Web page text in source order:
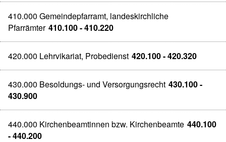
410.000 Gemeindepfarramt, landeskirchliche
Pfarrämter 410.100 - 410.220
420.000 Lehrvikariat, Probedienst 420.100 - 420.320
430.000 Besoldungs- und Versorgungsrecht 430.100 -
430.900
440.000 Kirchenbeamtinnen bzw. Kirchenbeamte 440.100
- 440.200